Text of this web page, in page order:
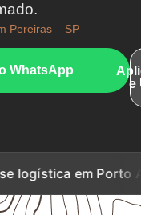
Pereiras – SP
WhatsApp
e
Porto Alegre, RS